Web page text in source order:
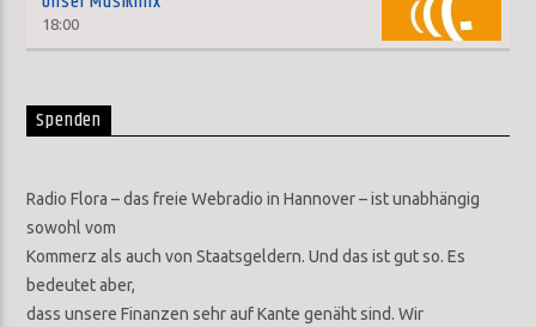
18:00
Spenden
Radio Flora – das freie Webradio in Hannover – ist unabhängig
sowohl vom
Kommerz als auch von Staatsgeldern. Und das ist gut so. Es
bedeutet aber,
dass unsere Finanzen sehr auf Kante genäht sind. Wir